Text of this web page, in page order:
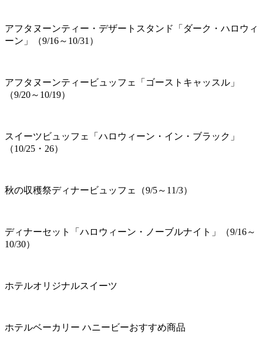
アフタヌーンティー・デザートスタンド「ダーク・ハロウィ
ーン」（9/16～10/31）
アフタヌーンティービュッフェ「ゴーストキャッスル」
（9/20～10/19）
スイーツビュッフェ「ハロウィーン・イン・ブラック」
（10/25・26）
秋の収穫祭ディナービュッフェ（9/5～11/3）
ディナーセット「ハロウィーン・ノーブルナイト」（9/16～
10/30）
ホテルオリジナルスイーツ
ホテルベーカリー ハニービーおすすめ商品